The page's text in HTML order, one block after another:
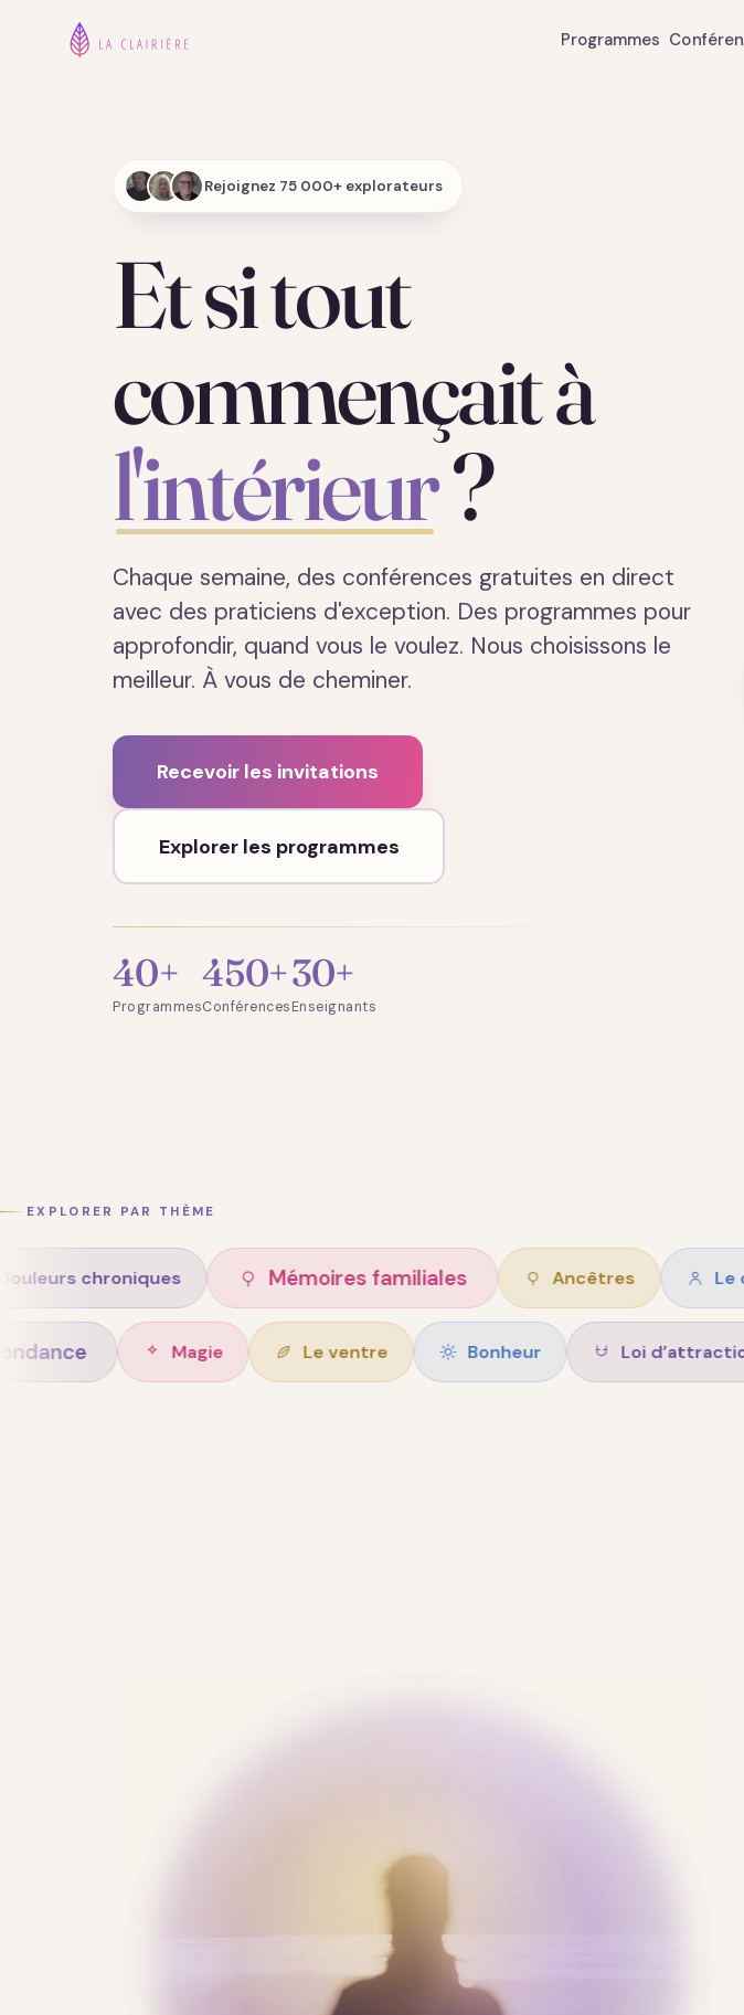
Programmes
Rejoignez 75 000+ explorateurs
Et si tout
commençait à
l'intérieur?
Chaque semaine, des conférences gratuites en direct
avec des praticiens d'exception. Des programmes pour
approfondir, quand vous le voulez. Nous choisissons le
meilleur. À vous de cheminer.
Recevoir les invitations
Explorer les programmes
40+
Programmes
450+
Conférences
30+
Enseignants
EXPLORER PAR THÈME
Mémoires familiales Ancêtres Le corps
Abondance Magie Le ventre Bonheur Loi